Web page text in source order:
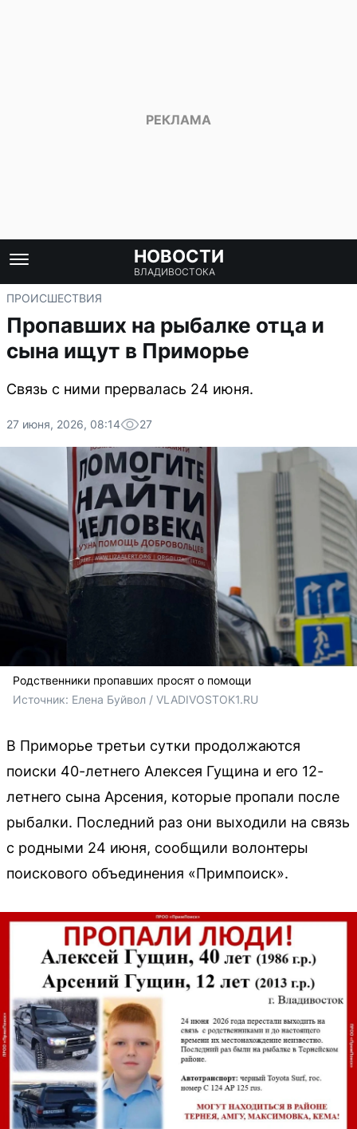
НОВОСТИ
ВЛАДИВОСТОКА
ПРОИСШЕСТВИЯ
Пропавших на рыбалке отца и
сына ищут в Приморье
Связь с ними прервалась 24 июня.
27 июня, 2026, 08:14 27
Родственники пропавших просят о помощи
Источник: Елена Буйвол / VLADIVOSTOK1.RU
В Приморье третьи сутки продолжаются
поиски 40-летнего Алексея Гущина и его 12-
летнего сына Арсения, которые пропали после
рыбалки. Последний раз они выходили на связь
с родными 24 июня, сообщили волонтеры
поискового объединения «Примпоиск».